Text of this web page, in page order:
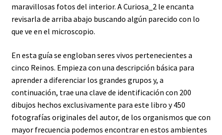
maravillosas fotos del interior. A Curiosa_2 le encanta
revisarla de arriba abajo buscando algún parecido con lo
que ve en el microscopio.
En esta guía se engloban seres vivos pertenecientes a
cinco Reinos. Empieza con una descripción básica para
aprender a diferenciar los grandes grupos y, a
continuación, trae una clave de identificación con 200
dibujos hechos exclusivamente para este libro y 450
fotografías originales del autor, de los organismos que con
mayor frecuencia podemos encontrar en estos ambientes